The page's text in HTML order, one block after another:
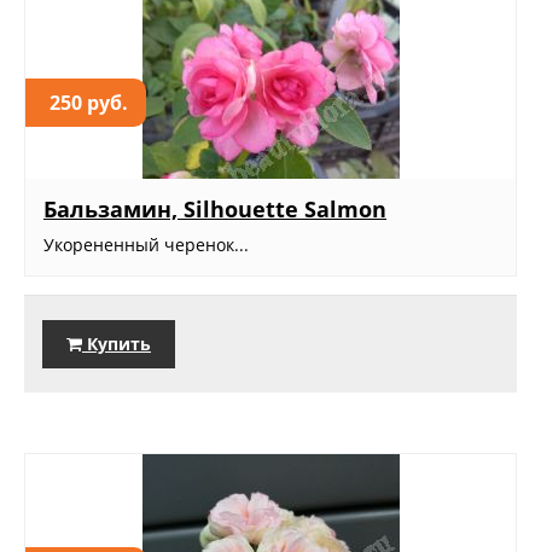
250 руб.
Бальзамин, Silhouette Salmon
Укорененный черенок...
Купить